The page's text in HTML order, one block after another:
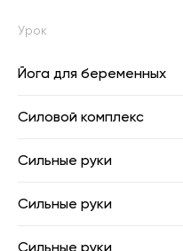
Урок
Йога для беременных
Силовой комплекс
Сильные руки
Сильные руки
Сильные руки